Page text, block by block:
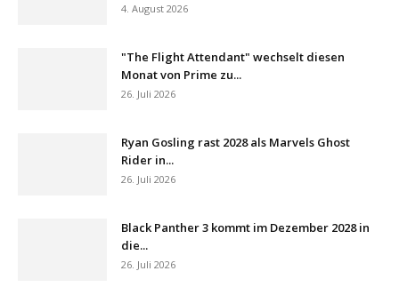
4. August 2026
"The Flight Attendant" wechselt diesen
Monat von Prime zu...
26. Juli 2026
Ryan Gosling rast 2028 als Marvels Ghost
Rider in...
26. Juli 2026
Black Panther 3 kommt im Dezember 2028 in
die...
26. Juli 2026